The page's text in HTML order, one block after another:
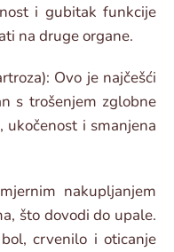
i gubitak funkcije
na druge organe.
Ovo je najčešći
s trošenjem zglobne
ukočenost i smanjena
nakupljanjem
što dovodi do upale.
crvenilo i oticanje